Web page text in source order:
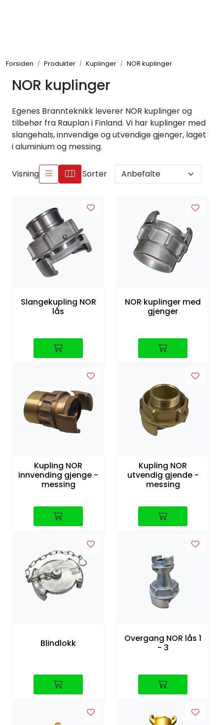
Forsiden Produkter Kuplinger NOR kuplinger
NOR kuplinger
Egenes Brannteknikk leverer NOR kuplinger og
tilbehør fra Rauplan i Finland. Vi har kuplinger med
slangehals, innvendige og utvendige gjenger, laget
i aluminium og messing.
Visning Sorter
Slangekupling NOR
lås
NOR kuplinger med
gjenger
Kupling NOR
innvending gjenge -
messing
Kupling NOR
utvendig gjende -
messing
Blindlokk
Overgang NOR lås 1
- 3
Produkter
Nyheter
Om oss
Kvalitet og miljø